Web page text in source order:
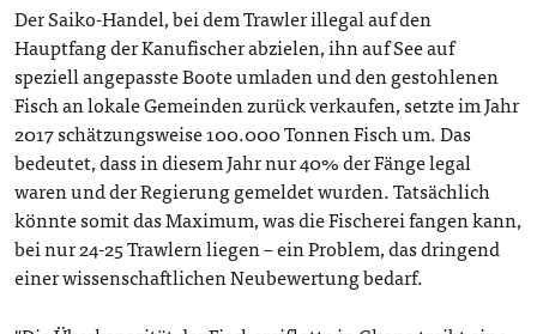
Der Saiko-Handel, bei dem Trawler illegal auf den
Hauptfang der Kanufischer abzielen, ihn auf See auf
speziell angepasste Boote umladen und den gestohlenen
Fisch an lokale Gemeinden zurück verkaufen, setzte im Jahr
2017 schätzungsweise 100.000 Tonnen Fisch um. Das
bedeutet, dass in diesem Jahr nur 40% der Fänge legal
waren und der Regierung gemeldet wurden. Tatsächlich
könnte somit das Maximum, was die Fischerei fangen kann,
bei nur 24-25 Trawlern liegen – ein Problem, das dringend
einer wissenschaftlichen Neubewertung bedarf.